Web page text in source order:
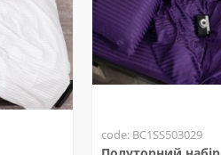
code: BC1SS503029